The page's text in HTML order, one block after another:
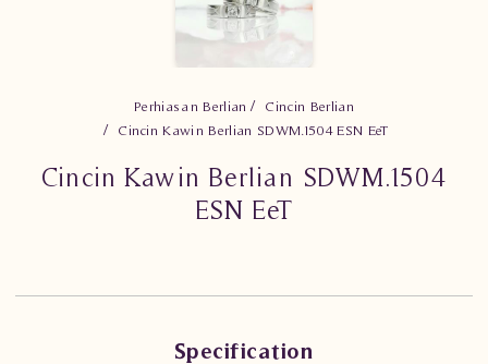
Perhiasan Berlian
Cincin Berlian
Cincin Kawin Berlian SDWM.1504 ESN EeT
Cincin Kawin Berlian SDWM.1504
ESN EeT
Specification